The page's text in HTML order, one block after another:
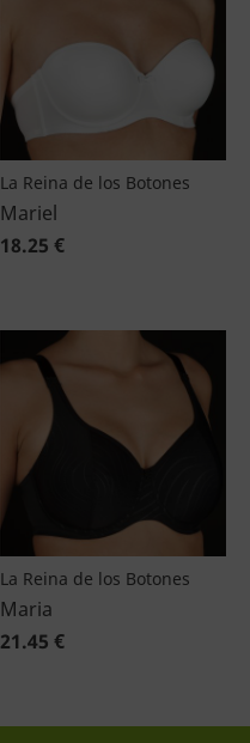
La Reina de los Botones
Mariel
18.25 €
La Reina de los Botones
Maria
21.45 €